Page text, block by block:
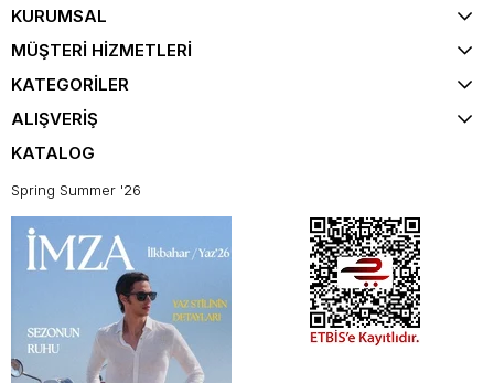
KURUMSAL
MÜŞTERİ HİZMETLERİ
KATEGORİLER
ALIŞVERİŞ
KATALOG
Spring Summer '26